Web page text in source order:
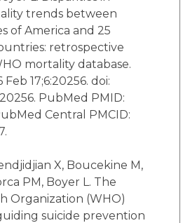
trends between
of America and 25
retrospective
mortality database.
Feb 17;6:20256. doi:
PubMed PMID:
Central PMCID:
X, Boucekine M,
PM, Boyer L. The
Organization (WHO)
suicide prevention